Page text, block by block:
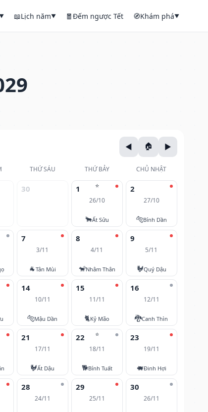
📖Lịch năm▼ 🧧Đếm ngược Tết 🧭Khám phá▼
THỨ SÁU THỨ BẢY CHỦ NHẬT
30 ⭐
1
26/10
🐂Ất Sửu
2
27/10
🐅Bính Dần
7
3/11
🐐Tân Mùi
8
4/11
🐒Nhâm Thân
9
5/11
🐓Quý Dậu
14
10/11
🐅Mậu Dần
15
11/11
🐈Kỷ Mão
16
12/11
🐉Canh Thìn
21
17/11
🐓Ất Dậu
⭐
22
18/11
🐕Bính Tuất
23
19/11
🐖Đinh Hợi
28
24/11
29
25/11
30
26/11